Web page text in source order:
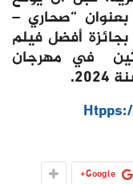
“صحاري –
المتوج بجائزة أفضل فيلم
في مهرجان
Google+